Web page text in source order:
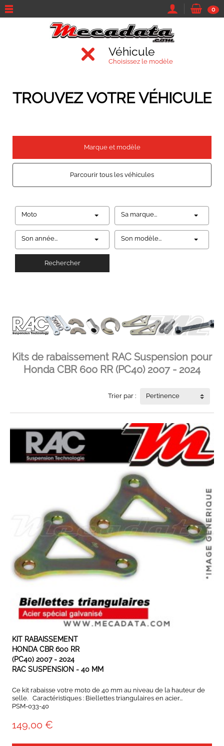
0
Véhicule
Choisissez le modèle
TROUVEZ VOTRE VÉHICULE
Marque et modèle
Parcourir tous les véhicules
Moto Sa marque...
Son année... Son modèle...
Rechercher
Kits de rabaissement RAC Suspension pour
Honda CBR 600 RR (PC40) 2007 - 2024
Trier par : Pertinence
KIT RABAISSEMENT
HONDA CBR 600 RR
(PC40) 2007 - 2024
RAC SUSPENSION - 40 MM
Ce kit rabaisse votre moto de 40 mm au niveau de la hauteur de
selle. Caractéristiques : Biellettes triangulaires en acier...
PSM-033-40
149,00 €